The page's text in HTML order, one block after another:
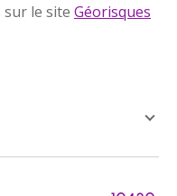
le site Géorisques